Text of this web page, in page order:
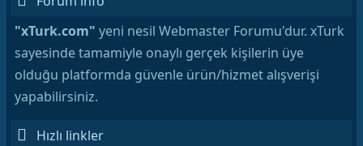
"xTurk.com" yeni nesil Webmaster Forumu'dur. xTurk
sayesinde tamamiyle onaylı gerçek kişilerin üye
olduğu platformda güvenle ürün/hizmet alışverişi
yapabilirsiniz.
Hızlı linkler